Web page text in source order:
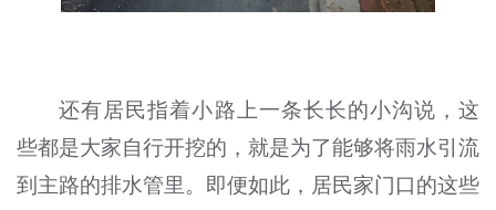
还有居民指着小路上一条长长的小沟说，这
些都是大家自行开挖的，就是为了能够将雨水引流
到主路的排水管里。即便如此，居民家门口的这些